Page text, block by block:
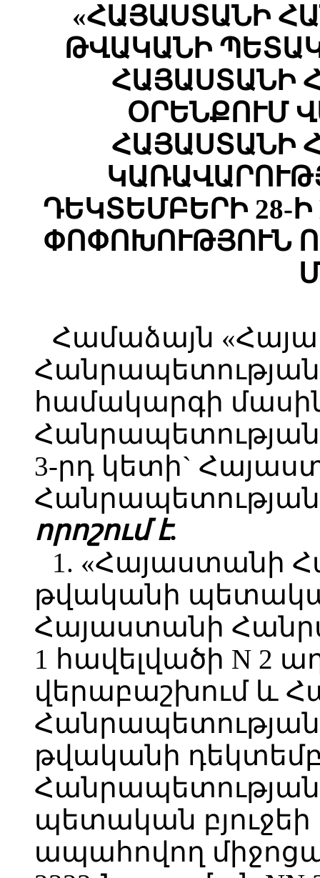
«ՀԱՅԱՍՏԱՆԻ
ԹՎԱԿԱՆԻ
ՀԱՅԱՍՏԱՆԻ
ՕՐԵՆՔՈՒՄ
ՀԱՅԱՍՏԱՆԻ
ԴԵԿՏԵՄԲԵՐԻ 28-Ի
ՓՈՓՈԽՈՒԹՅՈՒՆ
Համաձայն
Հանրապետության
համակարգի
Հանրապետության
3-րդ կետի`
Հանրապետության
որոշում է.
1. «Հայաստանի
թվականի
Հայաստանի
1 հավելվածի N 2
վերաբաշխում և
Հանրապետության
թվականի
Հանրապետության
պետական
ապահովող